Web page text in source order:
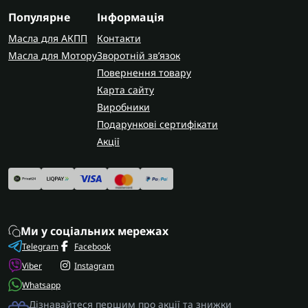
AUTOSHIFT швидко та надійно доставляє
замовлення по всій Україні. У Запоріжжі
виконуємо капітальний ремонт цих коробок
передач з гарантією на виконані роботи.
Популярне
Масла для АКПП
Масла для Мотору
Інформація
Контакти
Зворотній зв’язок
Повернення товару
Карта сайту
Виробники
Подарункові сертифікати
Акції
Ми у соціальних мережах
Telegram
Viber
Whatsapp
Facebook
Instagram
Дізнавайтеся першим про акції та знижки